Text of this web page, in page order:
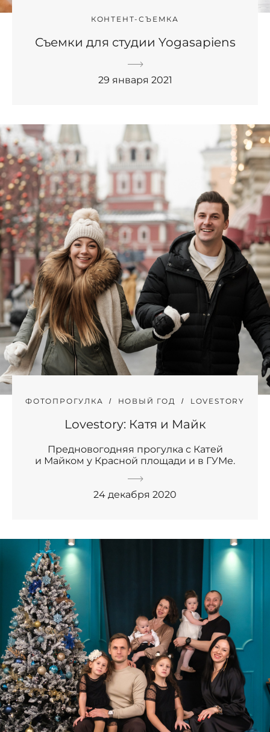
КОНТЕНТ-СЪЕМКА
Съемки для студии Yogasapiens
29 января 2021
ФОТОПРОГУЛКА НОВЫЙ ГОД LOVESTORY
Lovestory: Катя и Майк
Предновогодняя прогулка с Катей
и Майком у Красной площади и в ГУМе.
24 декабря 2020